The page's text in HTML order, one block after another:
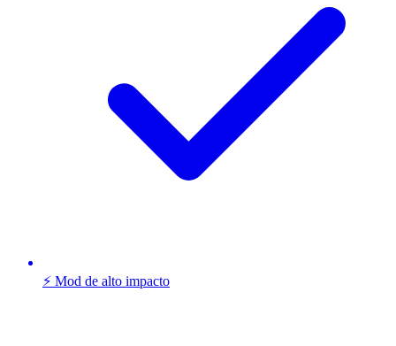
⚡ Mod de alto impacto